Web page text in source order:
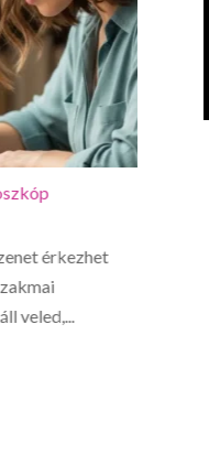
érkezhet
veled,...